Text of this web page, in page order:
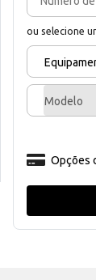
ou selecione
Modelo
Opções